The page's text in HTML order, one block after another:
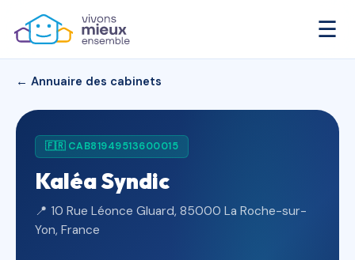
☰
← Annuaire des cabinets
🇫🇷 CAB81949513600015
Kaléa Syndic
📍 10 Rue Léonce Gluard, 85000 La Roche-sur-
Yon, France